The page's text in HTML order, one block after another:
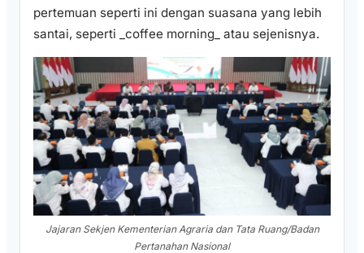
pertemuan seperti ini dengan suasana yang lebih
santai, seperti _coffee morning_ atau sejenisnya.
Jajaran Sekjen Kementerian Agraria dan Tata Ruang/Badan
Pertanahan Nasional